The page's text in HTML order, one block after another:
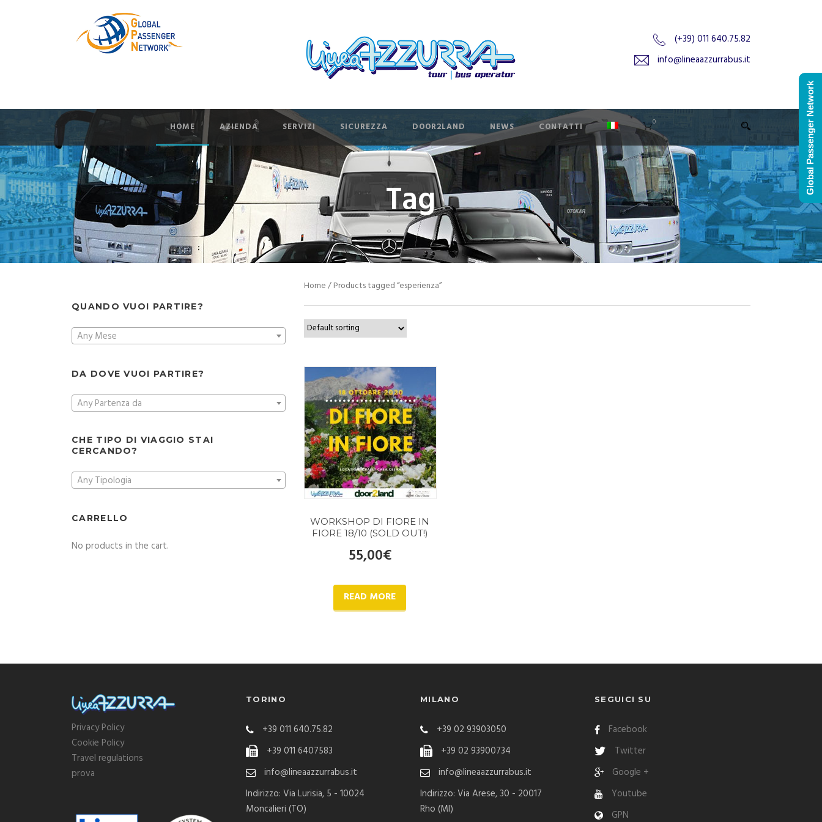
(+39) 011 640.75.82
info@lineaazzurrabus.it
HOME AZIENDA SERVIZI SICUREZZA DOOR2LAND NEWS CONTATTI 0
Tag
QUANDO VUOI PARTIRE?
Any Mese
DA DOVE VUOI PARTIRE?
Any Partenza da
CHE TIPO DI VIAGGIO STAI
CERCANDO?
Any Tipologia
CARRELLO
No products in the cart.
Home/ Products tagged “esperienza”
WORKSHOP DI FIORE IN
FIORE 18/10 (SOLD OUT!)
55,00€
READ MORE
Privacy Policy
Cookie Policy
Travel regulations
prova
TORINO
+39 011 640.75.82
+39 011 6407583
info@lineaazzurrabus.it
Indirizzo: Via Lurisia, 5 - 10024
Moncalieri (TO)
MILANO
+39 02 93903050
+39 02 93900734
info@lineaazzurrabus.it
Indirizzo: Via Arese, 30 - 20017
Rho (MI)
SEGUICI SU
Facebook
Twitter
Google +
Youtube
GPN
Global Passenger Network